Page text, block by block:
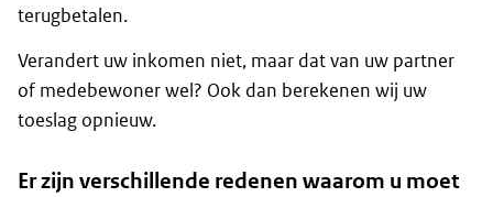
terugbetalen.
Verandert uw inkomen niet, maar dat van uw partner
of medebewoner wel? Ook dan berekenen wij uw
toeslag opnieuw.
Er zijn verschillende redenen waarom u moet